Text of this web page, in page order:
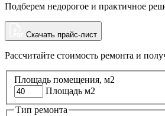
Подберем недорогое и практичное
Скачать прайс-лист
Рассчитайте стоимость ремонта и
Площадь помещения, м2
Площадь м2
Тип ремонта